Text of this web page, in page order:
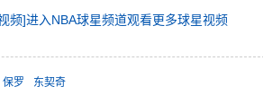
频]进入NBA球星频道观看更多球星视频
保罗 东契奇